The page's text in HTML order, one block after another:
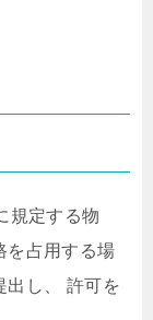
規定する物
を占用する場
出し、 許可を